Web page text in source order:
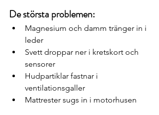
De största problemen:
Magnesium och damm tränger in i
leder
Svett droppar ner i kretskort och
sensorer
Hudpartiklar fastnar i
ventilationsgaller
Mattrester sugs in i motorhusen